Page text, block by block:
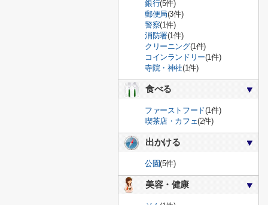
銀行(5件)
郵便局(3件)
警察(1件)
消防署(1件)
クリーニング(1件)
コインランドリー(1件)
寺院・神社(1件)
食べる
ファーストフード(1件)
喫茶店・カフェ(2件)
出かける
公園(5件)
美容・健康